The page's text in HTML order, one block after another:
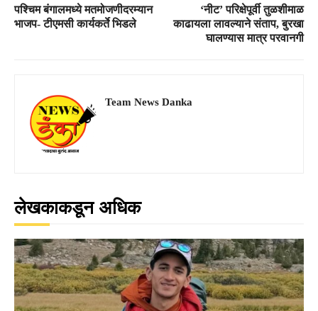
पश्चिम बंगालमध्ये मतमोजणीदरम्यान
भाजप- टीएमसी कार्यकर्ते भिडले
‘नीट’ परिक्षेपूर्वी तुळशीमाळ
काढायला लावल्याने संताप, बुरखा
घालण्यास मात्र परवानगी
Team News Danka
लेखकाकडून अधिक